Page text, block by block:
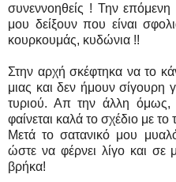
συνεννοηθείς ! Την
μου δείξουν που είναι
κουρκουμάς, κυδώνια !!
Στην αρχή σκέφτηκα να το
μιας και δεν ήμουν σίγουρη
τυριού. Απ την άλλη όμως,
φαίνεται καλά το σχέδιο με
Μετά το σατανικό μου
ώστε να φέρνει λίγο και
βρήκα!